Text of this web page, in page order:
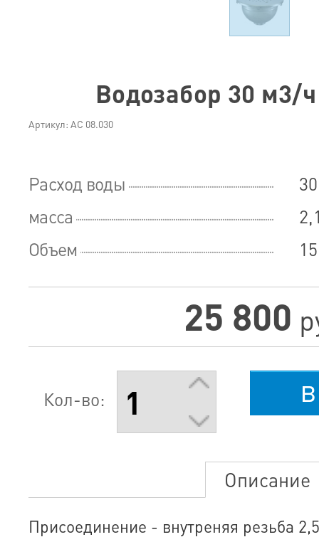
Водозабор 30 м3/
Артикул: АС 08.030
Расход воды
масса
Объем
25 800
Кол-во:
Описание
Присоединение - внутреняя резьба